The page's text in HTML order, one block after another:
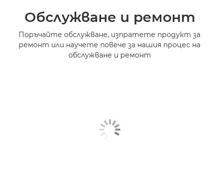
Обслужване и ремонт
Поръчайте обслужване, изпратете продукт за
ремонт или научете повече за нашия процес на
обслужване и ремонт